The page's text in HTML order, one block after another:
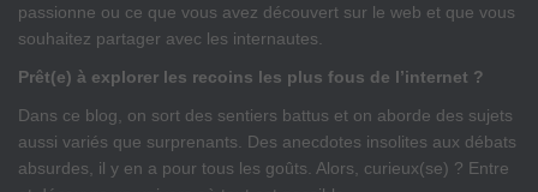
passionne ou ce que vous avez découvert sur le web et que vous
souhaitez partager avec les internautes.
Prêt(e) à explorer les recoins les plus fous de l’internet ?
Dans ce blog, on sort des sentiers battus et on aborde des sujets
aussi variés que surprenants. Des anecdotes insolites aux débats
absurdes, il y en a pour tous les goûts. Alors, curieux(se) ? Entre